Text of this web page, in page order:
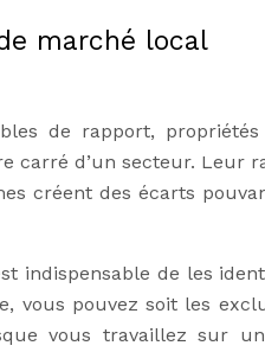
marché local
de rapport,
carré d’un secteur. Leur
créent des écarts
indispensable de les
vous pouvez soit les
vous travaillez sur